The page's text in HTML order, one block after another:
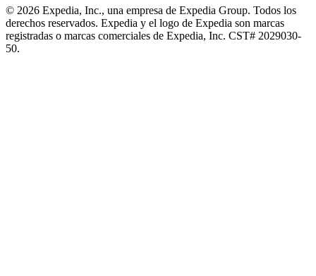
© 2026 Expedia, Inc., una empresa de Expedia Group. Todos los
derechos reservados. Expedia y el logo de Expedia son marcas
registradas o marcas comerciales de Expedia, Inc. CST# 2029030-
50.